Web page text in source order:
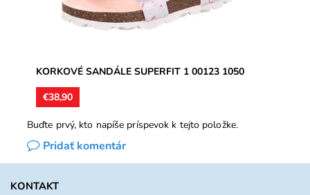
KORKOVÉ SANDÁLE SUPERFIT 1 00123 1050
€38,90
Buďte prvý, kto napíše príspevok k tejto položke.
Pridať komentár
KONTAKT